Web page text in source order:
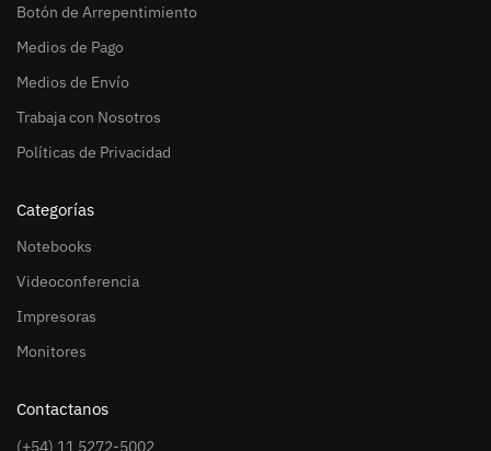
Botón de Arrepentimiento
Medios de Pago
Medios de Envío
Trabaja con Nosotros
Políticas de Privacidad
Categorías
Notebooks
Videoconferencia
Impresoras
Monitores
Contactanos
(+54) 11 5272-5002